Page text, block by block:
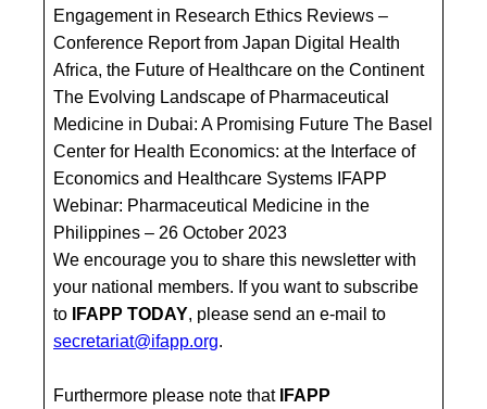
Engagement in Research Ethics Reviews –
Conference Report from Japan Digital Health
Africa, the Future of Healthcare on the Continent
The Evolving Landscape of Pharmaceutical
Medicine in Dubai: A Promising Future The Basel
Center for Health Economics: at the Interface of
Economics and Healthcare Systems IFAPP
Webinar: Pharmaceutical Medicine in the
Philippines – 26 October 2023
We encourage you to share this newsletter with
your national members. If you want to subscribe
to
IFAPP TODAY, please send an e-mail to
secretariat@ifapp.org.
Furthermore please note that IFAPP